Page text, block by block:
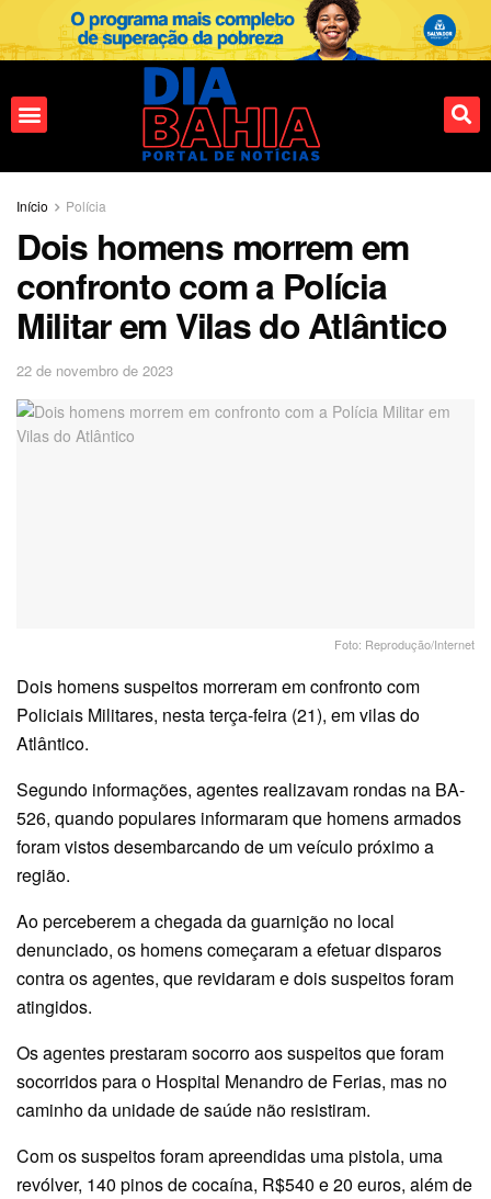
Início Polícia
Dois homens morrem em
confronto com a Polícia
Militar em Vilas do Atlântico
22 de novembro de 2023
Foto: Reprodução/Internet
Dois homens suspeitos morreram em confronto com
Policiais Militares, nesta terça-feira (21), em vilas do
Atlântico.
Segundo informações, agentes realizavam rondas na BA-
526, quando populares informaram que homens armados
foram vistos desembarcando de um veículo próximo a
região.
Ao perceberem a chegada da guarnição no local
denunciado, os homens começaram a efetuar disparos
contra os agentes, que revidaram e dois suspeitos foram
atingidos.
Os agentes prestaram socorro aos suspeitos que foram
socorridos para o Hospital Menandro de Ferias, mas no
caminho da unidade de saúde não resistiram.
Com os suspeitos foram apreendidas uma pistola, uma
revólver, 140 pinos de cocaína, R$540 e 20 euros, além de